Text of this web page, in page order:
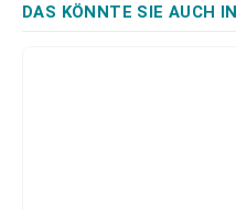
DAS KÖNNTE SIE AUCH